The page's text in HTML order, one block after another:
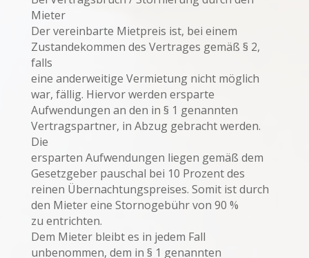
Mieter
Der vereinbarte Mietpreis ist, bei einem
Zustandekommen des Vertrages gemäß § 2,
falls
eine anderweitige Vermietung nicht möglich
war, fällig. Hiervor werden ersparte
Aufwendungen an den in § 1 genannten
Vertragspartner, in Abzug gebracht werden.
Die
ersparten Aufwendungen liegen gemäß dem
Gesetzgeber pauschal bei 10 Prozent des
reinen Übernachtungspreises. Somit ist durch
den Mieter eine Stornogebühr von 90 %
zu entrichten.
Dem Mieter bleibt es in jedem Fall
unbenommen, dem in § 1 genannten